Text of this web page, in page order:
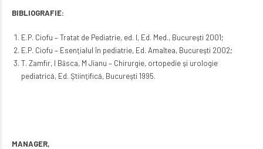
BIBLIOGRAFIE:
E.P. Ciofu – Tratat de Pediatrie, ed. I, Ed. Med., Bucureşti 2001;
E.P. Ciofu – Esenţialul în pediatrie, Ed. Amaltea, Bucureşti 2002;
T. Zamfir, I Bȃsca, M Jianu – Chirurgie, ortopedie şi urologie
pediatrică, Ed. Ştiinţifică, Bucureşti 1995.
MANAGER,